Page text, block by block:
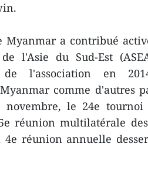
Myanmar a contribué
l'Asie du Sud-Est
l'association en
comme d'autres
novembre, le 24e
réunion multilatérale
réunion annuelle